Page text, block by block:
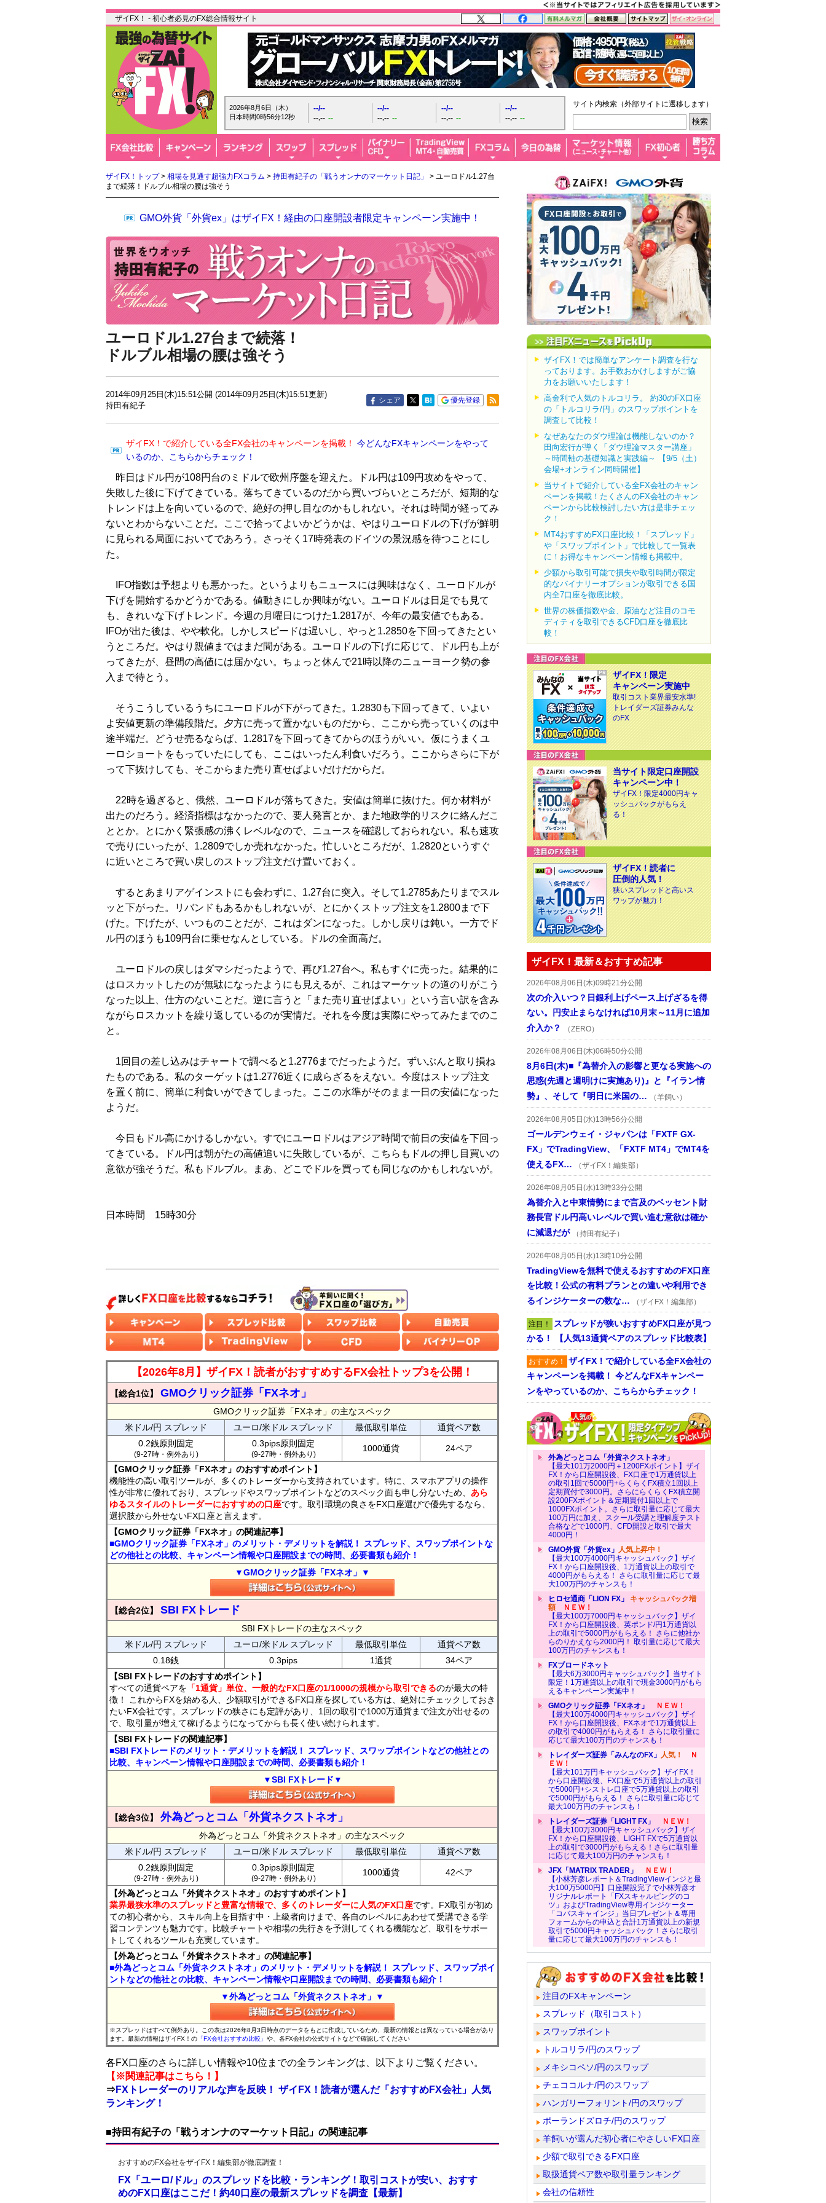
ザイFX！ - 初心者必見のFX総合情報サイト
2026年8月6日（木）
日本時間0時56分13秒
--/--
--.-- --
--/--
--.-- --
--/--
--.-- --
--/--
--.-- --
サイト内検索（外部サイトに遷移します）
ザイFX！トップ> 相場を見通す超強力FXコラム > 持田有紀子の「戦うオンナのマーケット日記」
> ユーロドル1.27台
まで続落！ドルブル相場の腰は強そう
GMO外貨「外貨ex」はザイFX！経由の口座開設者限定キャンペーン実施中！
ユーロドル1.27台まで続落！
ドルブル相場の腰は強そう
2014年09月25日(木)15:51公開 (2014年09月25日(木)15:51更新)
持田有紀子
シェア 優先登録
ザイFX！で紹介している全FX会社のキャンペーンを掲載！
今どんなFXキャンペーンをやって
いるのか、こちらからチェック！
昨日はドル円が108円台のミドルで欧州序盤を迎えた。ドル円は109円攻めをやって、
失敗した後に下げてきている。落ちてきているのだから買いづらいところだが、短期的な
トレンドは上を向いているので、絶好の押し目なのかもしれない。それは時間が経ってみ
ないとわからないことだ。ここで拾ってよいかどうかは、やはりユーロドルの下げが鮮明
に見られる局面においてであろう。さっそく17時発表のドイツの景況感を待つことにし
た。
IFO指数は予想よりも悪かった。というよりもニュースには興味はなく、ユーロドルが
下げを開始するかどうかである。値動きにしか興味がない。ユーロドルは日足でも見て
も、きれいな下げトレンド。今週の月曜日につけた1.2817が、今年の最安値でもある。
IFOが出た後は、やや軟化。しかしスピードは遅いし、やっと1.2850を下回ってきたとい
うところだ。やはり親値まではまだ間がある。ユーロドルの下げに応じて、ドル円も上が
ってきたが、昼間の高値には届かない。ちょっと休んで21時以降のニューヨーク勢の参
入まで待とう。
そうこうしているうちにユーロドルが下がってきた。1.2830も下回ってきて、いよい
よ安値更新の準備段階だ。夕方に売って置かないものだから、ここから売っていくのは中
途半端だ。どうせ売るならば、1.2817を下回ってきてからのほうがいい。仮にうまくユ
ーロショートをもっていたにしても、ここはいったん利食いだろう。ここからさらに下が
って下抜けしても、そこからまた売り直せばよいだけだからだ。
22時を過ぎると、俄然、ユーロドルが落ちてきた。安値は簡単に抜けた。何か材料が
出たのだろう。経済指標はなかったので、要人発言とか、また地政学的リスクに絡んだこ
ととか。とにかく緊張感の沸くレベルなので、ニュースを確認しておられない。私も速攻
で売りにいったが、1.2809でしか売れなかった。忙しいところだが、1.2820というすぐ
に近いところで買い戻しのストップ注文だけ置いておく。
するとあまりアゲインストにも会わずに、1.27台に突入。そして1.2785あたりまでスル
ッと下がった。リバンドもあるかもしれないが、とにかくストップ注文を1.2800まで下
げた。下げたが、いつものことだが、これはダンになった。しかし戻りは鈍い。一方でド
ル円のほうも109円台に乗せなんとしている。ドルの全面高だ。
ユーロドルの戻しはダマシだったようで、再び1.27台へ。私もすぐに売った。結果的に
はロスカットしたのが無駄になったようにも見えるが、これはマーケットの道のりがこう
なった以上、仕方のないことだ。逆に言うと「また売り直せばよい」という言い訳を含み
ながらロスカットを繰り返しているのが実情だ。それを今度は実際にやってみたまでのこ
と。
1回目の差し込みはチャートで調べると1.2776までだったようだ。ずいぶんと取り損ね
たものである。私のターゲットは1.2776近くに成らざるをえない。今度はストップ注文
を置く前に、簡単に利食いができてしまった。ここの水準がそのまま一日の安値になった
ようだ。
今日もドル高にかけるしかない。すでにユーロドルはアジア時間で前日の安値を下回っ
てきている。ドル円は朝がたの高値追いに失敗しているが、こちらもドルの押し目買いの
意欲が強そうだ。私もドルブル。まあ、どこでドルを買っても同じなのかもしれないが。
日本時間 15時30分
【2026年8月】ザイFX！読者がおすすめするFX会社トップ3を公開！
【総合1位】 GMOクリック証券「FXネオ」
GMOクリック証券「FXネオ」の主なスペック
米ドル/円 スプレッド
ユーロ/米ドル スプレッド 最低取引単位
通貨ペア数
0.2銭原則固定
(9-27時・例外あり)
0.3pips原則固定
(9-27時・例外あり)
1000通貨 24ペア
【GMOクリック証券「FXネオ」のおすすめポイント】
機能性の高い取引ツールが、多くのトレーダーから支持されています。特に、スマホアプリの操作
性が非常に優れており、スプレッドやスワップポイントなどのスペック面も申し分ないため、 あら
ゆるスタイルのトレーダーにおすすめの口座です。取引環境の良さをFX口座選びで優先するなら、
選択肢から外せないFX口座と言えます。
【GMOクリック証券「FXネオ」の関連記事】
■GMOクリック証券「FXネオ」のメリット・デメリットを解説！ スプレッド、スワップポイントな
どの他社との比較、キャンペーン情報や口座開設までの時間、必要書類も紹介！
▼GMOクリック証券「FXネオ」▼
【総合2位】 SBI FXトレード
SBI FXトレードの主なスペック
米ドル/円 スプレッド
ユーロ/米ドル スプレッド 最低取引単位
通貨ペア数
0.18銭
0.3pips 1通貨
34ペア
【SBI FXトレードのおすすめポイント】
すべての通貨ペアを 「1通貨」単位、一般的なFX口座の1/1000の規模から取引できるのが最大の特
徴！ これからFXを始める人、少額取引ができるFX口座を探している方は、絶対にチェックしておき
たいFX会社です。スプレッドの狭さにも定評があり、1回の取引で1000万通貨まで注文が出せるの
で、取引量が増えて稼げるようになってからも長く使い続けられます。
【SBI FXトレードの関連記事】
■SBI FXトレードのメリット・デメリットを解説！ スプレッド、スワップポイントなどの他社との
比較、キャンペーン情報や口座開設までの時間、必要書類も紹介！
▼SBI FXトレード▼
【総合3位】 外為どっとコム「外貨ネクストネオ」
外為どっとコム「外貨ネクストネオ」の主なスペック
米ドル/円 スプレッド
ユーロ/米ドル スプレッド 最低取引単位
通貨ペア数
0.2銭原則固定
(9-27時・例外あり)
0.3pips原則固定
(9-27時・例外あり)
1000通貨 42ペア
【外為どっとコム「外貨ネクストネオ」のおすすめポイント】
業界最狭水準のスプレッドと豊富な情報で、多くのトレーダーに人気のFX口座です。FX取引が初め
ての初心者から、スキル向上を目指す中・上級者向けまで、各自のレベルにあわせて受講できる学
習コンテンツも魅力です。比較チャートや相場の先行きを予測してくれる機能など、取引をサポー
トしてくれるツールも充実しています。
【外為どっとコム「外貨ネクストネオ」の関連記事】
■外為どっとコム「外貨ネクストネオ」のメリット・デメリットを解説！ スプレッド、スワップポイ
ントなどの他社との比較、キャンペーン情報や口座開設までの時間、必要書類も紹介！
▼外為どっとコム「外貨ネクストネオ」▼
※スプレッドはすべて例外あり。この表は2026年8月3日時点のデータをもとに作成しているため、最新の情報とは異なっている場合があり
ます。最新の情報はザイFX！の 「FX会社おすすめ比較」 や、各FX会社の公式サイトなどで確認してください
各FX口座のさらに詳しい情報や10位までの全ランキングは、以下よりご覧ください。
【※関連記事はこちら！】
⇒FXトレーダーのリアルな声を反映！ ザイFX！読者が選んだ「おすすめFX会社」人気
ランキング！
■持田有紀子の「戦うオンナのマーケット日記」の関連記事
おすすめのFX会社をザイFX！編集部が徹底調査！
FX「ユーロ/ドル」のスプレッドを比較・ランキング！取引コストが安い、おすす
めのFX口座はここだ！約40口座の最新スプレッドを調査【最新】
ザイFX！では簡単なアンケート調査を行な
っております。お手数おかけしますがご協
力をお願いいたします！
高金利で人気のトルコリラ。 約30のFX口座
の「トルコリラ/円」のスワップポイントを
調査して比較！
なぜあなたのダウ理論は機能しないのか？
田向宏行が導く「ダウ理論マスター講座」
～時間軸の基礎知識と実践編～ 【9/5（土）
会場+オンライン同時開催】
当サイトで紹介している全FX会社のキャン
ペーンを掲載！たくさんのFX会社のキャン
ペーンから比較検討したい方は是非チェッ
ク！
MT4おすすめFX口座比較！「スプレッド」
や「スワップポイント」で比較して一覧表
に！お得なキャンペーン情報も掲載中。
少額から取引可能で損失や取引時間が限定
的なバイナリーオプションが取引できる国
内全7口座を徹底比較。
世界の株価指数や金、原油など注目のコモ
ディティを取引できるCFD口座を徹底比
較！
ザイFX！限定
キャンペーン実施中
取引コスト業界最安水準!
トレイダーズ証券みんな
のFX
当サイト限定口座開設
キャンペーン中！
ザイFX！限定4000円キャ
ッシュバックがもらえ
る！
ザイFX！読者に
圧倒的人気！
狭いスプレッドと高いス
ワップが魅力！
ザイFX！最新＆おすすめ記事
2026年08月06日(木)09時21分公開
次の介入いつ？日銀利上げペース上げざるを得
ない。円安止まらなければ10月末～11月に追加
介入か？
（ZERO）
2026年08月06日(木)06時50分公開
8月6日(木)■『為替介入の影響と更なる実施への
思惑(先週と週明けに実施あり)』と『イラン情
勢』、そして『明日に米国の…
（羊飼い）
2026年08月05日(水)13時56分公開
ゴールデンウェイ・ジャパンは「FXTF GX-
FX」でTradingView、「FXTF MT4」でMT4を
使えるFX…
（ザイFX！編集部）
2026年08月05日(水)13時33分公開
為替介入と中東情勢にまで言及のベッセント財
務長官ドル円高いレベルで買い進む意欲は確か
に減退だが
（持田有紀子）
2026年08月05日(水)13時10分公開
TradingViewを無料で使えるおすすめのFX口座
を比較！公式の有料プランとの違いや利用でき
るインジケーターの数な…
（ザイFX！編集部）
注目！ スプレッドが狭いおすすめFX口座が見つ
かる！ 【人気13通貨ペアのスプレッド比較表】
おすすめ！ ザイFX！で紹介している全FX会社の
キャンペーンを掲載！ 今どんなFXキャンペー
ンをやっているのか、こちらからチェック！
外為どっとコム「外貨ネクストネオ」
【最大101万2000円＋1200FXポイント】ザイ
FX！から口座開設後、FX口座で1万通貨以上
の取引1回で5000円+らくらくFX積立1回以上
定期買付で3000円。さらにらくらくFX積立開
設200FXポイント＆定期買付1回以上で
1000FXポイント。さらに取引量に応じて最大
100万円に加え、スクール受講と理解度テスト
合格などで1000円、CFD開設と取引で最大
4000円！
GMO外貨「外貨ex」 人気上昇中！
【最大100万4000円キャッシュバック】ザイ
FX！から口座開設後、1万通貨以上の取引で
4000円がもらえる！ さらに取引量に応じて最
大100万円のチャンスも！
ヒロセ通商「LION FX」 キャッシュバック増
額ＮＥＷ！
【最大100万7000円キャッシュバック】ザイ
FX！から口座開設後、英ポンド/円1万通貨以
上の取引で5000円がもらえる！ さらに他社か
らのりかえなら2000円！ 取引量に応じて最大
100万円のチャンスも！
FXブロードネット
【最大6万3000円キャッシュバック】当サイト
限定！1万通貨以上の取引で現金3000円がもら
えるキャンペーン実施中！
GMOクリック証券「FXネオ」
ＮＥＷ！
【最大100万4000円キャッシュバック】ザイ
FX！から口座開設後、FXネオで1万通貨以上
の取引で4000円がもらえる！ さらに取引量に
応じて最大100万円のチャンスも！
トレイダーズ証券「みんなのFX」 人気！
Ｎ
ＥＷ！
【最大101万円キャッシュバック】ザイFX！
から口座開設後、FX口座で5万通貨以上の取引
で5000円+シストレ口座で5万通貨以上の取引
で5000円がもらえる！ さらに取引量に応じて
最大100万円のチャンスも！
トレイダーズ証券「LIGHT FX」
ＮＥＷ！
【最大100万3000円キャッシュバック】ザイ
FX！から口座開設後、LIGHT FXで5万通貨以
上の取引で3000円がもらえる！さらに取引量
に応じて最大100万円のチャンスも！
JFX「MATRIX TRADER」
ＮＥＷ！
【小林芳彦レポート＆TradingViewインジと最
大100万5000円】口座開設完了で小林芳彦オ
リジナルレポート「FXスキャルピングのコ
ツ」およびTradingView専用インジケーター
「コバスキャインジ」当日プレゼント＆専用
フォームからの申込と合計1万通貨以上の新規
取引で5000円キャッシュバック！さらに取引
量に応じて最大100万円のチャンスも！
注目のFXキャンペーン
スプレッド（取引コスト）
スワップポイント
トルコリラ/円のスワップ
メキシコペソ/円のスワップ
チェココルナ/円のスワップ
ハンガリーフォリント/円のスワップ
ポーランドズロチ/円のスワップ
羊飼いが選んだ初心者にやさしいFX口座
少額で取引できるFX口座
取扱通貨ペア数や取引量ランキング
会社の信頼性